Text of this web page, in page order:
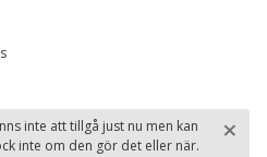
×
inte att tillgå just nu men kan
inte om den gör det eller när.